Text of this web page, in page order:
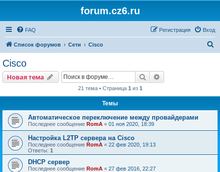
forum.cz6.ru
FAQ Вход
Регистрация
Список форумов Сети Cisco
Cisco
Новая тема Поиск
21 тема • Страница 1 из 1
Темы
Автоматическое переключение между провайдерами
Последнее сообщение RomA « 01 ноя 2020, 18:39
Настройка L2TP сервера на Cisco
Последнее сообщение RomA « 22 фев 2020, 19:13
Ответы: 1
DHCP сервер
Последнее сообщение RomA « 27 фев 2016, 22:27